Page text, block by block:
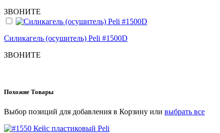
ЗВОНИТЕ
Силикагель (осушитель) Peli #1500D
ЗВОНИТЕ
Похожие Товары
Выбор позиций для добавления в Корзину или выбрать все